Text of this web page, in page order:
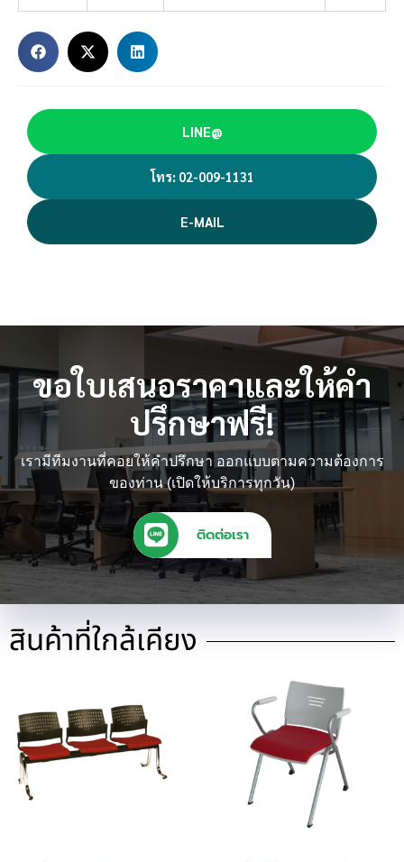
LINE@
โทร: 02-009-1131
E-MAIL
ขอใบเสนอราคาและให้คำ
ปรึกษาฟรี!
เรามีทีมงานที่คอยให้คำปรึกษา ออกแบบตามความต้องการ
ของท่าน (เปิดให้บริการทุกวัน)
ติดต่อเรา
สินค้าที่ใกล้เคียง